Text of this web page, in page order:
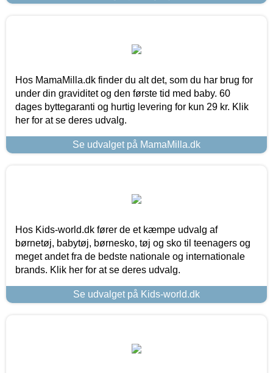
Hos MamaMilla.dk finder du alt det, som du har brug for
under din graviditet og den første tid med baby. 60
dages byttegaranti og hurtig levering for kun 29 kr. Klik
her for at se deres udvalg.
Se udvalget på MamaMilla.dk
Hos Kids-world.dk fører de et kæmpe udvalg af
børnetøj, babytøj, børnesko, tøj og sko til teenagers og
meget andet fra de bedste nationale og internationale
brands. Klik her for at se deres udvalg.
Se udvalget på Kids-world.dk